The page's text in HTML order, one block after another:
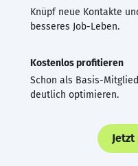
Knüpf neue Kontakte
besseres Job-Leben.
Kostenlos profitieren
Schon als Basis-
deutlich optimieren.